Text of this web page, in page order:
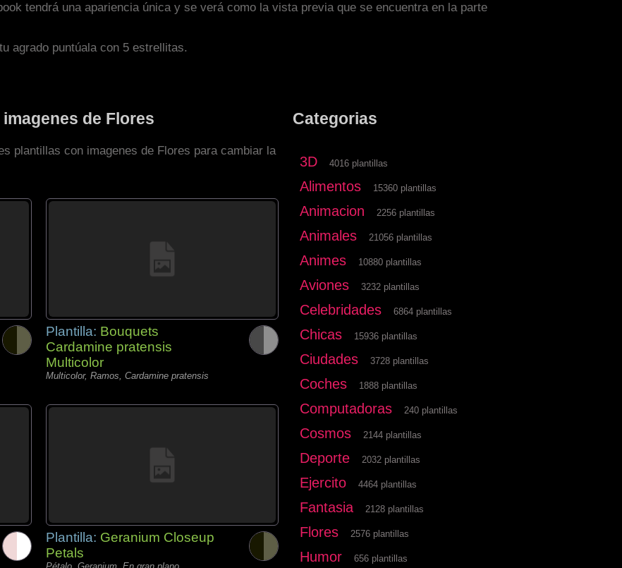
tendrá una apariencia única y se verá como la vista previa que se encuentra en la parte
agrado puntúala con 5 estrellitas.
de Flores
plantillas con imagenes de Flores para cambiar la
Plantilla: Bouquets
Cardamine pratensis
Multicolor
Multicolor, Ramos, Cardamine pratensis
Plantilla: Geranium Closeup
Petals
Categorias
3D 4016 plantillas
Alimentos 15360 plantillas
Animacion 2256 plantillas
Animales 21056 plantillas
Animes 10880 plantillas
Aviones 3232 plantillas
Celebridades 6864 plantillas
Chicas 15936 plantillas
Ciudades 3728 plantillas
Coches 1888 plantillas
Computadoras 240 plantillas
Cosmos 2144 plantillas
Deporte 2032 plantillas
Ejercito 4464 plantillas
Fantasia 2128 plantillas
Flores 2576 plantillas
Humor 656 plantillas